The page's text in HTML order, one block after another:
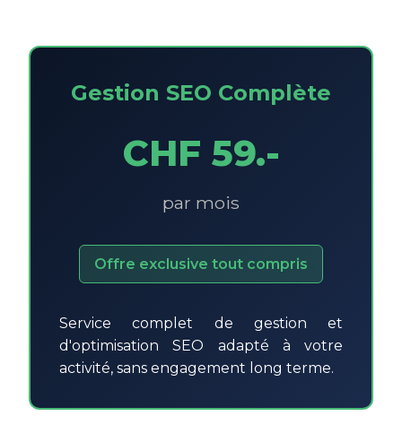
Gestion SEO Complète
CHF 59.-
par mois
Offre exclusive tout compris
Service complet de gestion et
d'optimisation SEO adapté à votre
activité, sans engagement long terme.